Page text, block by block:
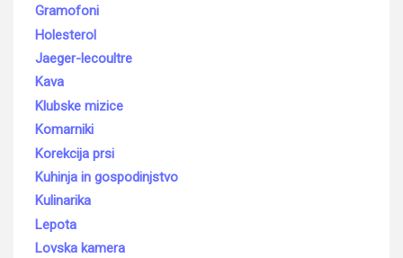
Gramofoni
Holesterol
Jaeger-lecoultre
Kava
Klubske mizice
Komarniki
Korekcija prsi
Kuhinja in gospodinjstvo
Kulinarika
Lepota
Lovska kamera